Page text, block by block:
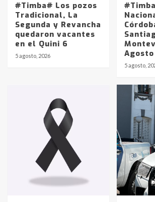
#Timba# Los pozos
Tradicional, La
Segunda y Revancha
quedaron vacantes
en el Quini 6
5 agosto, 2026
Agosto
5 agosto,
Identidad de los
pampeanos que fueron
en la mañana del lunes
Accidente en Ruta 5:
joven de Trenque
Los precios de los
La Pampa, desde YPF
entre 857 a 1338 pesos